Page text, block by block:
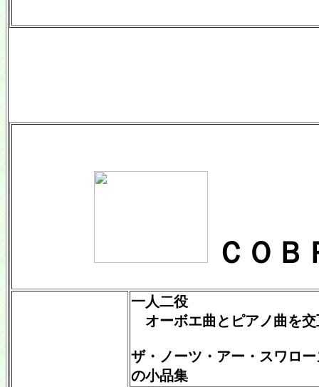
ＣＯ
一人二役
オーボエ曲とピアノ曲を交
ザ・ノーツ・アー・スワロ
の小品集